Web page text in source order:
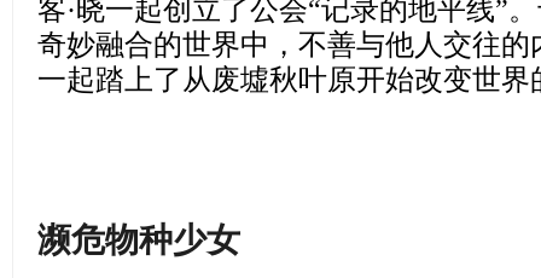
客·晓一起创立了公会“记录的地平线”
奇妙融合的世界中，不善与他人交往
一起踏上了从废墟秋叶原开始改变世界
濒危物种少女